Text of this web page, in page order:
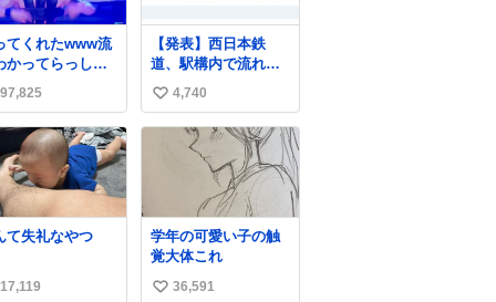
、 #バニング #
#廃車 #勿体
てくれたwww流
かってらっしゃ
教
97,825
【発表】西日本鉄
道、駅構内で流れ
た“不適切音声”に声
明「被害届も検討」
news.livedoor.com/
article/detail… 4日に
西鉄福岡（天神）駅
および薬院駅で発生
した駅構内放送事案
について声明を公表
した。「第三者によ
って駅構内放送設備
に外部から不正に音
い
い
4,740
て失礼なやつ
17,119
学年の可愛い子の触
覚大体これ
い
36,591